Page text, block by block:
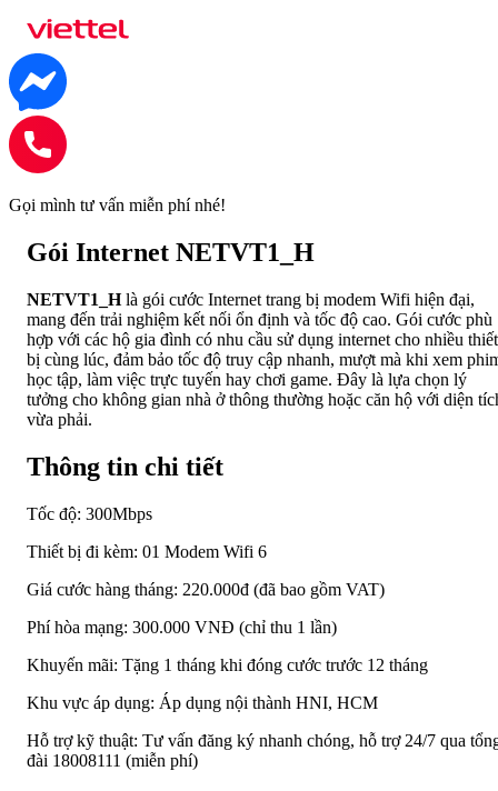
Gọi mình tư vấn miễn phí nhé!
Gói Internet NETVT1_H
NETVT1_Hlà gói cước Internet trang bị modem Wifi hiện đại,
mang đến trải nghiệm kết nối ổn định và tốc độ cao. Gói cước phù
hợp với các hộ gia đình có nhu cầu sử dụng internet cho nhiều thiết
bị cùng lúc, đảm bảo tốc độ truy cập nhanh, mượt mà khi xem
học tập, làm việc trực tuyến hay chơi game. Đây là lựa chọn lý
tưởng cho không gian nhà ở thông thường hoặc căn hộ với diện
vừa phải.
Thông tin chi tiết
Tốc độ: 300Mbps
Thiết bị đi kèm: 01 Modem Wifi 6
Giá cước hàng tháng: 220.000đ (đã bao gồm VAT)
Phí hòa mạng: 300.000 VNĐ (chỉ thu 1 lần)
Khuyến mãi: Tặng 1 tháng khi đóng cước trước 12 tháng
Khu vực áp dụng: Áp dụng nội thành HNI, HCM
Hỗ trợ kỹ thuật: Tư vấn đăng ký nhanh chóng, hỗ trợ 24/7 qua
đài 18008111 (miễn phí)